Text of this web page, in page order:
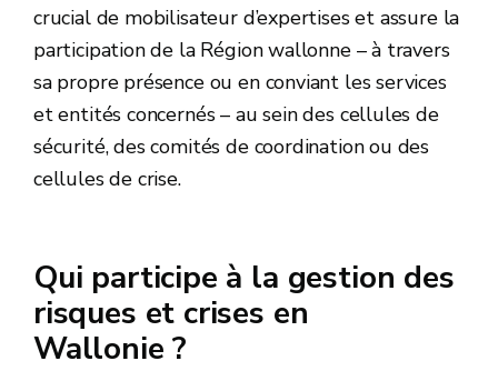
crucial de mobilisateur d’expertises et assure la
participation de la Région wallonne – à travers
sa propre présence ou en conviant les services
et entités concernés – au sein des cellules de
sécurité, des comités de coordination ou des
cellules de crise.
Qui participe à la gestion des
risques et crises en
Wallonie ?